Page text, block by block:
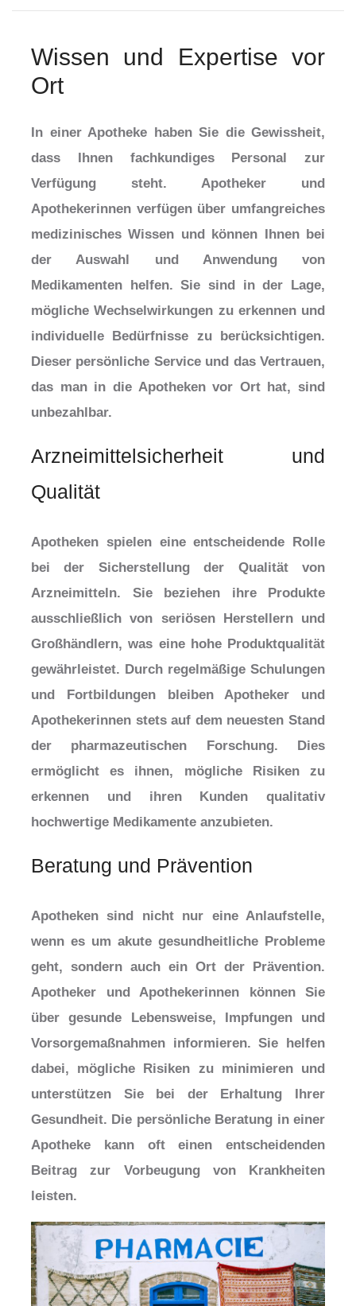
Wissen und Expertise vor
Ort
In einer Apotheke haben Sie die Gewissheit,
dass Ihnen fachkundiges Personal zur
Verfügung steht. Apotheker und
Apothekerinnen verfügen über umfangreiches
medizinisches Wissen und können Ihnen bei
der Auswahl und Anwendung von
Medikamenten helfen. Sie sind in der Lage,
mögliche Wechselwirkungen zu erkennen und
individuelle Bedürfnisse zu berücksichtigen.
Dieser persönliche Service und das Vertrauen,
das man in die Apotheken vor Ort hat, sind
unbezahlbar.
Arzneimittelsicherheit und
Qualität
Apotheken spielen eine entscheidende Rolle
bei der Sicherstellung der Qualität von
Arzneimitteln. Sie beziehen ihre Produkte
ausschließlich von seriösen Herstellern und
Großhändlern, was eine hohe Produktqualität
gewährleistet. Durch regelmäßige Schulungen
und Fortbildungen bleiben Apotheker und
Apothekerinnen stets auf dem neuesten Stand
der pharmazeutischen Forschung. Dies
ermöglicht es ihnen, mögliche Risiken zu
erkennen und ihren Kunden qualitativ
hochwertige Medikamente anzubieten.
Beratung und Prävention
Apotheken sind nicht nur eine Anlaufstelle,
wenn es um akute gesundheitliche Probleme
geht, sondern auch ein Ort der Prävention.
Apotheker und Apothekerinnen können Sie
über gesunde Lebensweise, Impfungen und
Vorsorgemaßnahmen informieren. Sie helfen
dabei, mögliche Risiken zu minimieren und
unterstützen Sie bei der Erhaltung Ihrer
Gesundheit. Die persönliche Beratung in einer
Apotheke kann oft einen entscheidenden
Beitrag zur Vorbeugung von Krankheiten
leisten.